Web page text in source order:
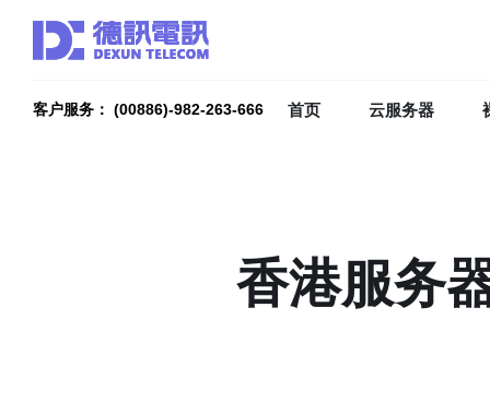
客户服务： (00886)-982-263-666 首页 云服务器
香港服务